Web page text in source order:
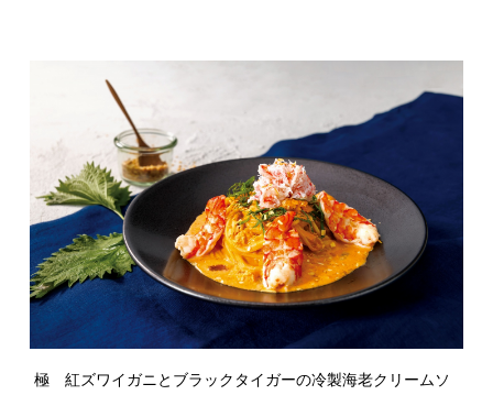
極 紅ズワイガニとブラックタイガーの冷製海老クリームソ